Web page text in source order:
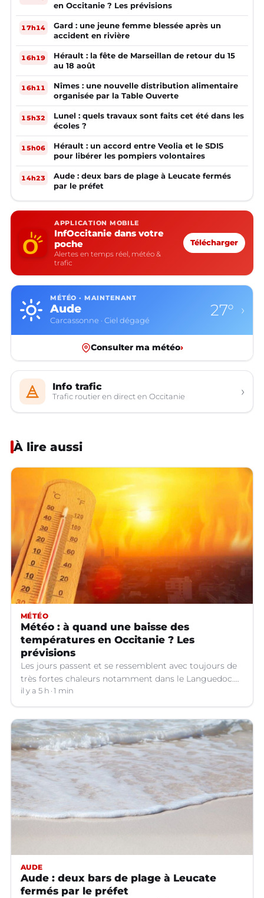
en Occitanie ? Les prévisions
17h14
Gard : une jeune femme blessée après un
accident en rivière
16h19
Hérault : la fête de Marseillan de retour du 15
au 18 août
16h11
Nîmes : une nouvelle distribution alimentaire
organisée par la Table Ouverte
15h32
Lunel : quels travaux sont faits cet été dans les
écoles ?
15h06
Hérault : un accord entre Veolia et le SDIS
pour libérer les pompiers volontaires
14h23
Aude : deux bars de plage à Leucate fermés
par le préfet
APPLICATION MOBILE
InfOccitanie dans votre
poche
Alertes en temps réel, météo &
trafic
Télécharger
MÉTÉO · MAINTENANT
Aude
Carcassonne · Ciel dégagé
27° ›
Consulter ma météo›
Info trafic
Trafic routier en direct en Occitanie ›
À lire aussi
MÉTÉO
Météo : à quand une baisse des
températures en Occitanie ? Les
prévisions
Les jours passent et se ressemblent avec toujours de
très fortes chaleurs notamment dans le Languedoc.
Jusqu’à quand ?
il y a 5 h 1 min
AUDE
Aude : deux bars de plage à Leucate
fermés par le préfet